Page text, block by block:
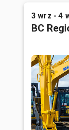
3 wrz - 4
BC